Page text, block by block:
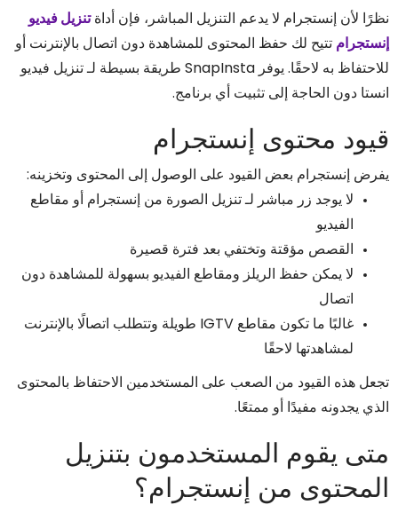
نظرًا لأن إنستجرام لا يدعم التنزيل المباشر، فإن أداةتنزيل فيديو
إنستجرام تتيح لك حفظ المحتوى للمشاهدة دون اتصال بالإنترنت أو
للاحتفاظ به لاحقًا. يوفر SnapInsta طريقة بسيطة لـ تنزيل فيديو
انستا دون الحاجة إلى تثبيت أي برنامج.
قيود محتوى إنستجرام
يفرض إنستجرام بعض القيود على الوصول إلى المحتوى وتخزينه:
لا يوجد زر مباشر لـ تنزيل الصورة من إنستجرام أو مقاطع
الفيديو
القصص مؤقتة وتختفي بعد فترة قصيرة
لا يمكن حفظ الريلز ومقاطع الفيديو بسهولة للمشاهدة دون
اتصال
غالبًا ما تكون مقاطع IGTV طويلة وتتطلب اتصالًا بالإنترنت
لمشاهدتها لاحقًا
تجعل هذه القيود من الصعب على المستخدمين الاحتفاظ بالمحتوى
الذي يجدونه مفيدًا أو ممتعًا.
متى يقوم المستخدمون بتنزيل
المحتوى من إنستجرام؟